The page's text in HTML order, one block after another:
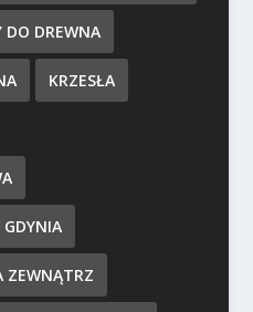
DO DREWNA
KRZESŁA
GDYNIA
ZEWNĄTRZ